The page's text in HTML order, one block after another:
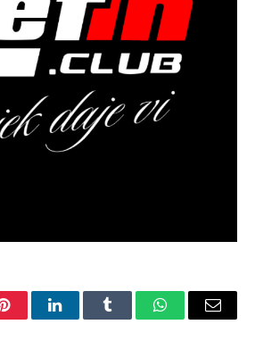
PinterestLinkedInTumblr WhatsAppEmail